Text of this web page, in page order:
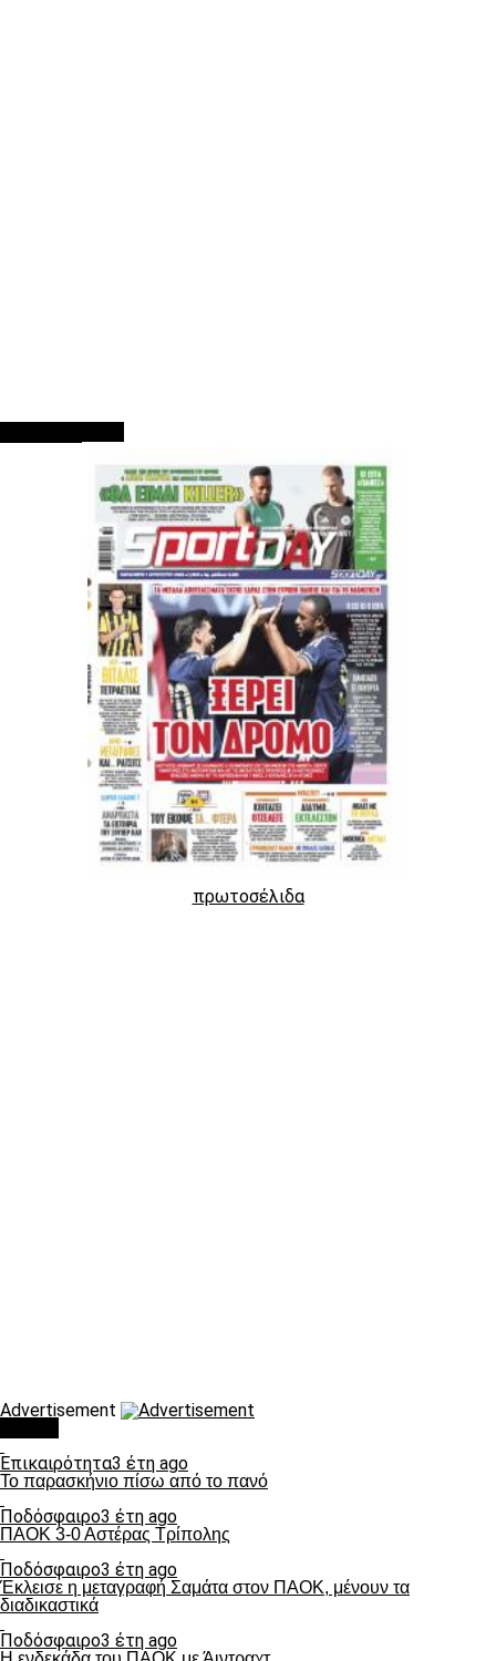
πρωτοσέλιδα
Advertisement
Επικαιρότητα3 έτη ago
Το παρασκήνιο πίσω από το πανό
Ποδόσφαιρο3 έτη ago
ΠΑΟΚ 3-0 Αστέρας Τρίπολης
Ποδόσφαιρο3 έτη ago
Έκλεισε η μεταγραφή Σαμάτα στον ΠΑΟΚ, μένουν τα
διαδικαστικά
Ποδόσφαιρο3 έτη ago